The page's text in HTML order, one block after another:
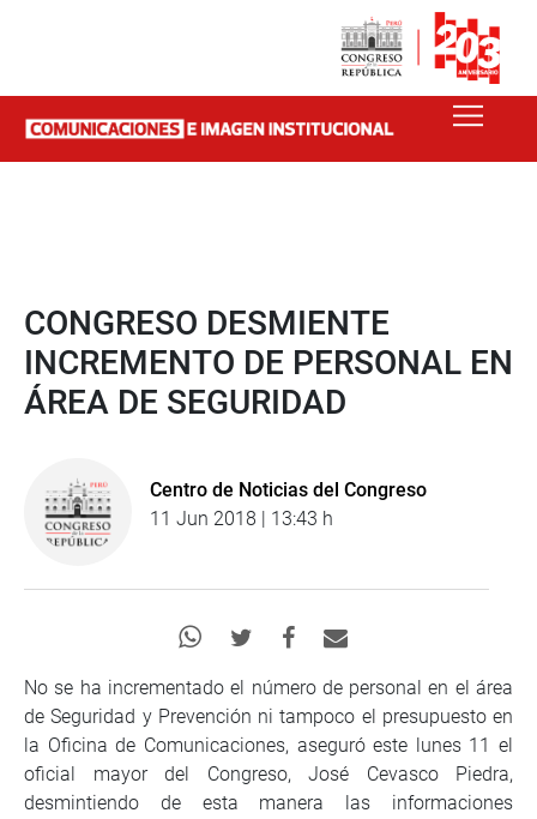
CONGRESO DESMIENTE
INCREMENTO DE PERSONAL EN
ÁREA DE SEGURIDAD
Centro de Noticias del Congreso
11 Jun 2018 | 13:43 h
No se ha incrementado el número de personal en el área
de Seguridad y Prevención ni tampoco el presupuesto en
la Oficina de Comunicaciones, aseguró este lunes 11 el
oficial mayor del Congreso, José Cevasco Piedra,
desmintiendo de esta manera las informaciones